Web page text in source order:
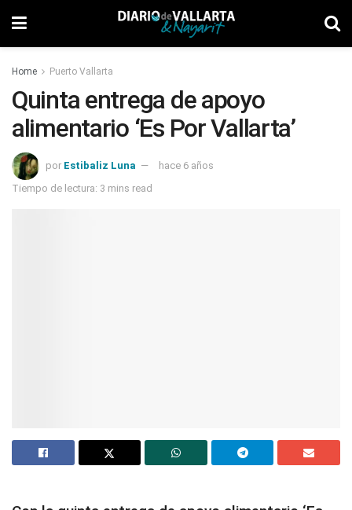
Home Puerto Vallarta
Quinta entrega de apoyo
alimentario ‘Es Por Vallarta’
por Estibaliz Luna
hace 6 años
Tiempo de lectura: 3 mins read